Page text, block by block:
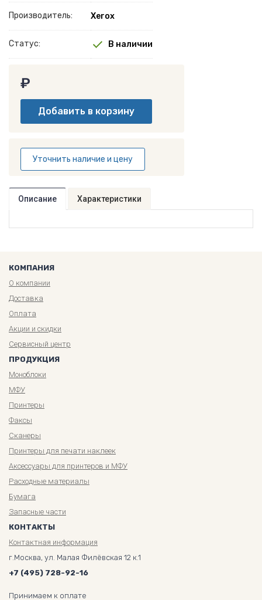
Производитель: Xerox
Статус: В наличии
₽
Уточнить наличие и цену
Описание Характеристики
КОМПАНИЯ
О компании
Доставка
Оплата
Акции и скидки
Сервисный центр
ПРОДУКЦИЯ
Моноблоки
МФУ
Принтеры
Факсы
Сканеры
Принтеры для печати наклеек
Аксессуары для принтеров и МФУ
Расходные материалы
Бумага
Запасные части
КОНТАКТЫ
Контактная информация
г.Москва, ул. Малая Филёвская 12 к.1
+7 (495) 728-92-16
Принимаем к оплате